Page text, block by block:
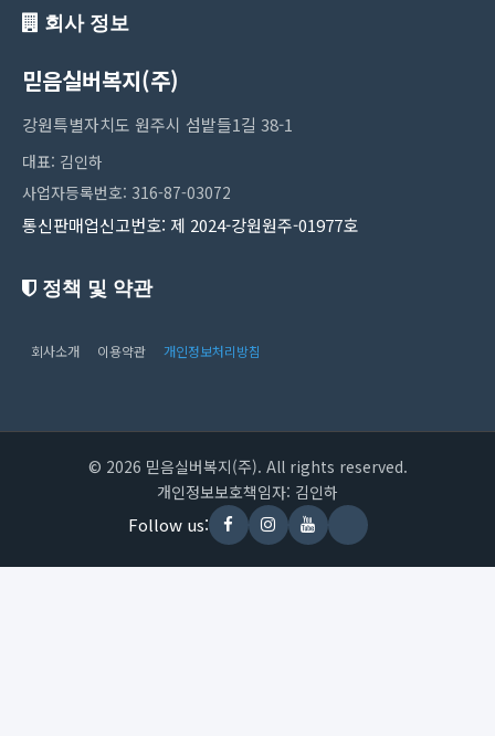
회사 정보
믿음실버복지(주)
강원특별자치도 원주시 섬밭들1길 38-1
대표: 김인하
사업자등록번호: 316-87-03072
통신판매업신고번호: 제 2024-강원원주-01977호
정책 및 약관
회사소개 이용약관 개인정보처리방침
© 2026 믿음실버복지(주). All rights reserved.
개인정보보호책임자: 김인하
Follow us: